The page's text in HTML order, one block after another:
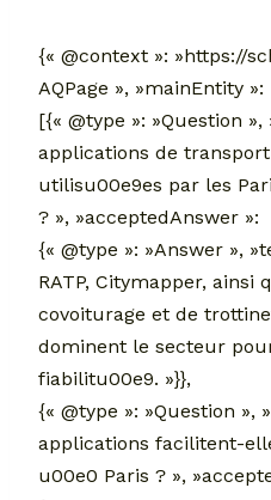
{« @context »: »https://
AQPage », »mainEntity »:
[{« @type »: »Question
applications de
utilisu00e9es par les
? », »acceptedAnswer »:
{« @type »: »Answer »,
RATP, Citymapper, ainsi
covoiturage et de
dominent le secteur
fiabilitu00e9. »}},
{« @type »: »Question »,
applications facilitent-
u00e0 Paris ? »,